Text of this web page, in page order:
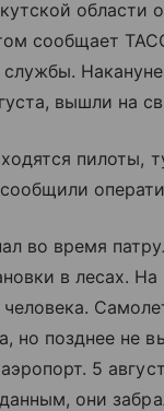
области
сообщает
вышли на
пилоты,
во время
в лесах. На
но позднее не
5
они